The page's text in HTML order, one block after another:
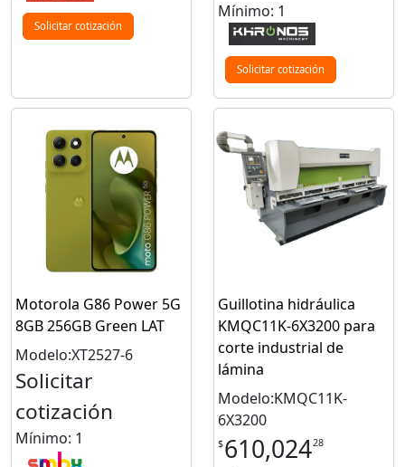
Solicitar cotización
Mínimo: 1
Solicitar cotización
Motorola G86 Power 5G
8GB 256GB Green LAT
Modelo:XT2527-6
Solicitar
cotización
Mínimo: 1
Guillotina hidráulica
KMQC11K‑6X3200 para
corte industrial de
lámina
Modelo:KMQC11K-
6X3200
$610,02428